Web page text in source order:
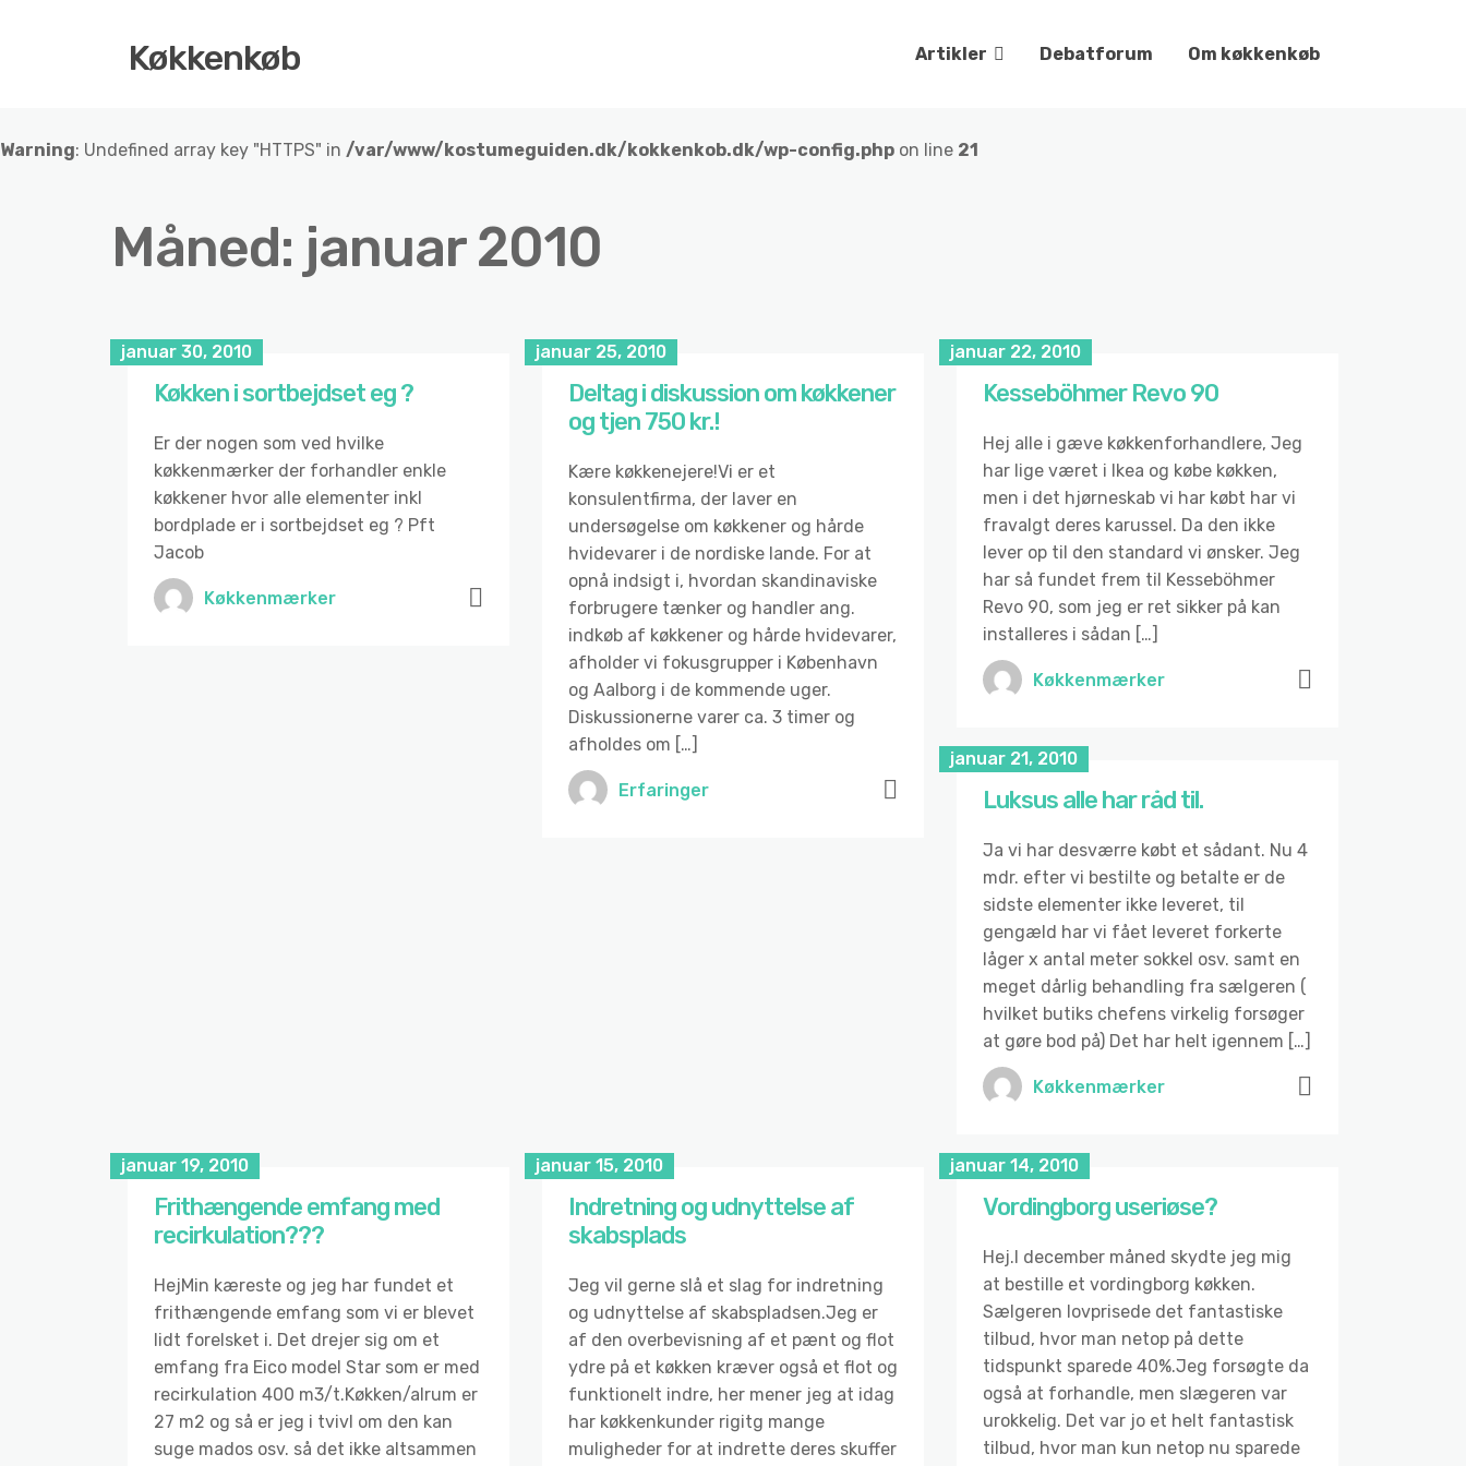
Warning: Undefined array key "HTTPS" in /var/www/kostumeguiden.dk/kokkenkob.dk/wp-config.php on line 21
Køkkenkøb Artikler Debatforum Om køkkenkøb
Måned: januar 2010
januar 30, 2010
Køkken i sortbejdset eg ?
Er der nogen som ved hvilke
køkkenmærker der forhandler enkle
køkkener hvor alle elementer inkl
bordplade er i sortbejdset eg ? Pft
Jacob
Køkkenmærker
januar 25, 2010
Deltag i diskussion om køkkener
og tjen 750 kr.!
Kære køkkenejere!Vi er et
konsulentfirma, der laver en
undersøgelse om køkkener og hårde
hvidevarer i de nordiske lande. For at
opnå indsigt i, hvordan skandinaviske
forbrugere tænker og handler ang.
indkøb af køkkener og hårde hvidevarer,
afholder vi fokusgrupper i København
og Aalborg i de kommende uger.
Diskussionerne varer ca. 3 timer og
afholdes om […]
Erfaringer
januar 22, 2010
Kesseböhmer Revo 90
Hej alle i gæve køkkenforhandlere, Jeg
har lige været i Ikea og købe køkken,
men i det hjørneskab vi har købt har vi
fravalgt deres karussel. Da den ikke
lever op til den standard vi ønsker. Jeg
har så fundet frem til Kesseböhmer
Revo 90, som jeg er ret sikker på kan
installeres i sådan […]
Køkkenmærker
januar 21, 2010
Luksus alle har råd til.
Ja vi har desværre købt et sådant. Nu 4
mdr. efter vi bestilte og betalte er de
sidste elementer ikke leveret, til
gengæld har vi fået leveret forkerte
låger x antal meter sokkel osv. samt en
meget dårlig behandling fra sælgeren (
hvilket butiks chefens virkelig forsøger
at gøre bod på) Det har helt igennem […]
Køkkenmærker
januar 19, 2010
Frithængende emfang med
recirkulation???
HejMin kæreste og jeg har fundet et
frithængende emfang som vi er blevet
lidt forelsket i. Det drejer sig om et
emfang fra Eico model Star som er med
recirkulation 400 m3/t.Køkken/alrum er
27 m2 og så er jeg i tvivl om den kan
suge mados osv. så det ikke altsammen
januar 15, 2010
Indretning og udnyttelse af
skabsplads
Jeg vil gerne slå et slag for indretning
og udnyttelse af skabspladsen.Jeg er
af den overbevisning af et pænt og flot
ydre på et køkken kræver også et flot og
funktionelt indre, her mener jeg at idag
har køkkenkunder rigitg mange
muligheder for at indrette deres skuffer
januar 14, 2010
Vordingborg useriøse?
Hej.I december måned skydte jeg mig
at bestille et vordingborg køkken.
Sælgeren lovprisede det fantastiske
tilbud, hvor man netop på dette
tidspunkt sparede 40%.Jeg forsøgte da
også at forhandle, men slægeren var
urokkelig. Det var jo et helt fantastisk
tilbud, hvor man kun netop nu sparede